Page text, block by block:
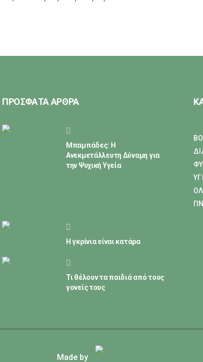
ΠΡΟΣΦΑΤΑ ΑΡΘΡΑ
Μπαμπάδες: Η
Ανεκμετάλλευτη Δύναμη για
την Ψυχική Υγεία
Η γκρίνια είναι κατάρα
Τι θέλουν τα παιδιά από τους
γονείς τους
Made by